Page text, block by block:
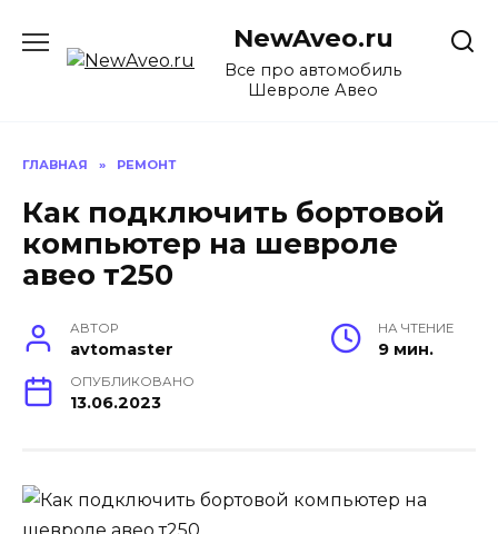
содержанию
NewAveo.ru
Все про автомобиль
Шевроле Авео
ГЛАВНАЯ » РЕМОНТ
Как подключить бортовой
компьютер на шевроле
авео т250
АВТОР
avtomaster
НА ЧТЕНИЕ
9 мин.
ОПУБЛИКОВАНО
13.06.2023